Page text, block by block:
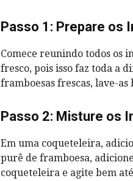
Passo 1: Prepare os
Comece reunindo todos os
fresco, pois isso faz toda a
framboesas frescas, lave-as
Passo 2: Misture os
Em uma coqueteleira,
purê de framboesa,
coqueteleira e agite bem